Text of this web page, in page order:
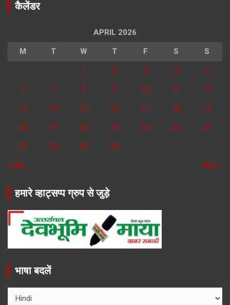
कैलेंडर
APRIL 2026
M T W T F S S
1 2 3 4 5
6 7 8 9 10 11 12
13 14 15 16 17 18 19
20 21 22 23 24 25 26
27 28 29 30
« Mar May »
हमारे व्हाट्सप्प ग्रुप से जुड़े
भाषा बदलें